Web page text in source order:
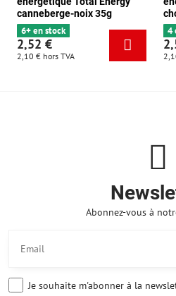
canneberge-noix 35g
6+ en stock
2,52 €
2,10 € hors TVA
4
Abonnez-vous à
Je souhaite m'abonner à la